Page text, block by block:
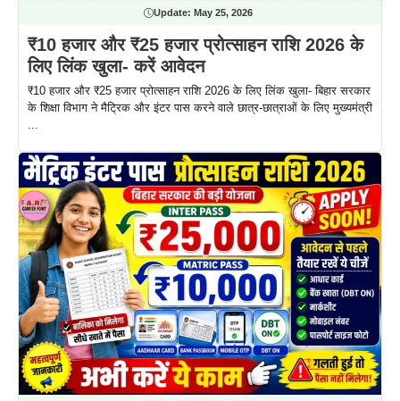
Update: May 25, 2026
₹10 हजार और ₹25 हजार प्रोत्साहन राशि 2026 के
लिए लिंक खुला- करें आवेदन
₹10 हजार और ₹25 हजार प्रोत्साहन राशि 2026 के लिए लिंक खुला- बिहार सरकार
के शिक्षा विभाग ने मैट्रिक और इंटर पास करने वाले छात्र-छात्राओं के लिए मुख्यमंत्री
...